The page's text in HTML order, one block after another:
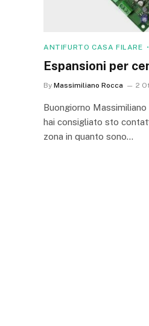
ANTIFURTO CASA FILARE
Espansioni per
By Massimiliano Rocca 2
Buongiorno Massimiliano
hai consigliato sto
zona in quanto sono…